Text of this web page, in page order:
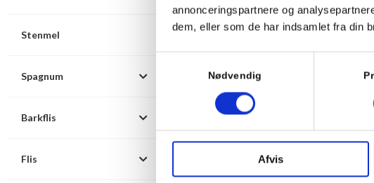
annonceringspartnere og
dem, eller som de har indsamlet fra din
Nødvendig
Afvis
Stenmel
Spagnum
Barkflis
Flis
Hvad bruges
Udseendemæssigt er der forskel
lave faskiner og dræn. De
dermed også godt i bede og
Nøddesten pris: